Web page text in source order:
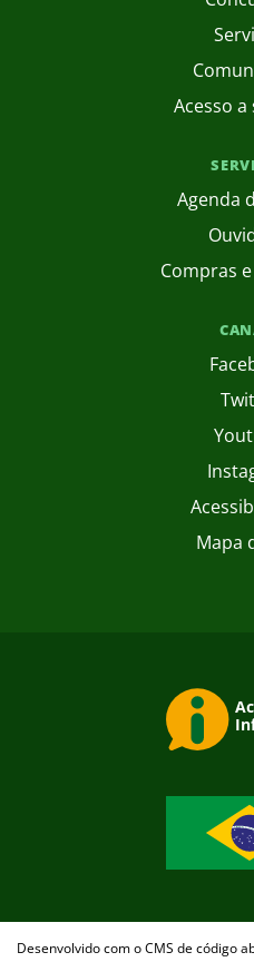
Acesso
Agenda
Compras
Mapa
Desenvolvido com o CMS de código